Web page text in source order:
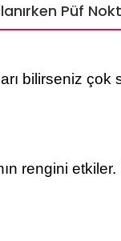
Püf
bilirseniz
rengini